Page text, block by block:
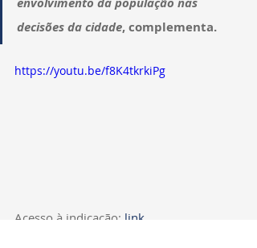
decisões da cidade, complementa.
https://youtu.be/f8K4tkrkiPg
Acesso à indicação: link